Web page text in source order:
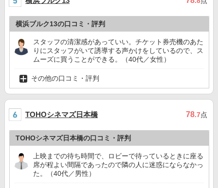
横浜ブルク13の口コミ・評判
スタッフの清潔感があっていい。チケット券売機のあた
りにスタッフがいて誘導する声かけをしているので、ス
ムーズに買うことができる。（40代／女性）
その他の口コミ・評判
TOHOシネマズ日本橋 78.7点
TOHOシネマズ日本橋の口コミ・評判
上映までの待ち時間で、ロビーで待っているときに座る
席が程よい間隔であったので隣の人に迷惑にならなかっ
た。（40代／男性）